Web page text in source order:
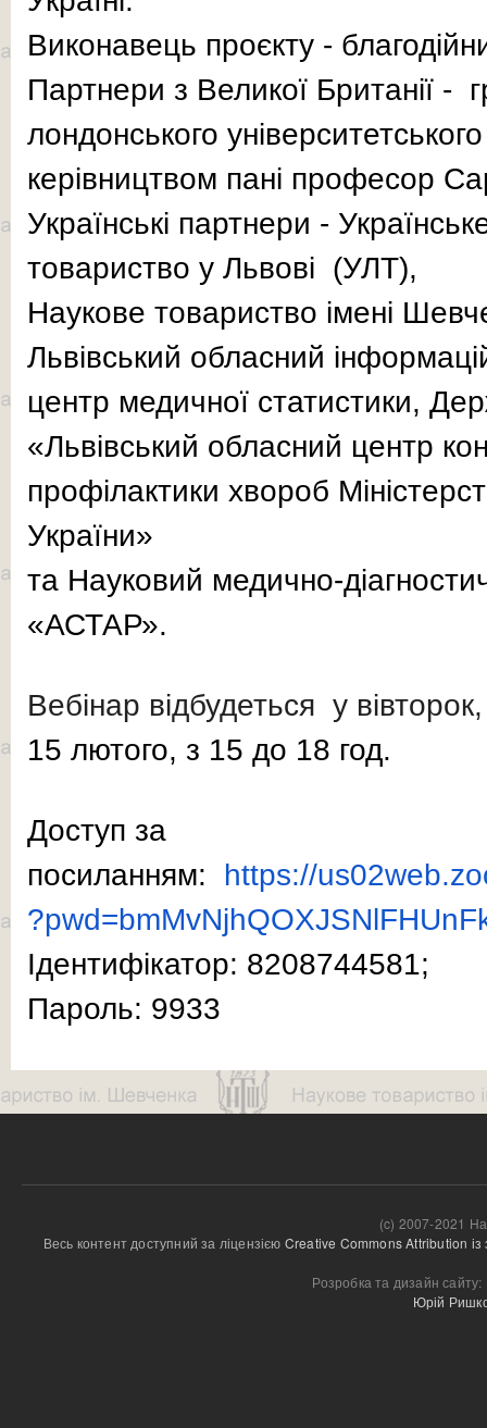
Виконавець проєкту -
Партнери з Великої Британії -
лондонського
керівництвом пані професор
Українські партнери -
товариство у Львові (УЛТ),
Наукове товариство імені
Львівський обласний
центр медичної статистики,
«Львівський обласний центр
профілактики хвороб
України»
та Науковий медично-
«АСТАР».
Вебінар відбудеться у
15 лютого, з 15 до 18 год.
Доступ за
посиланням:
https://
Ідентифікатор: 8208744581;
Пароль: 9933
(c) 2007-2021
Весь контент доступний за ліцензією Creative Commons Attribution
Розробка та дизайн сайту:
Юрій